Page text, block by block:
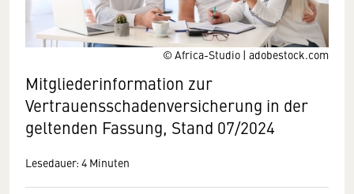
© Africa-Studio | adobestock.com
Mitgliederinformation zur
Vertrauensschadenversicherung in der
geltenden Fassung, Stand 07/2024
Lesedauer: 4 Minuten